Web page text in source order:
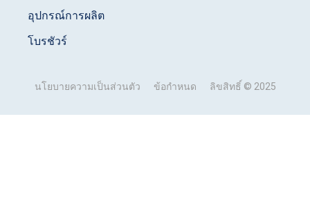
อุปกรณ์การผลิต
โบรชัวร์
นโยบายความเป็นส่วนตัว ข้อกำหนด ลิขสิทธิ์ © 2025